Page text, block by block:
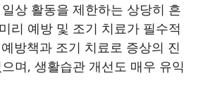
상 활동을 제한하는 상당히 흔
리 예방 및 조기 치료가 필수적
방책과 조기 치료로 증상의 진
며, 생활습관 개선도 매우 유익